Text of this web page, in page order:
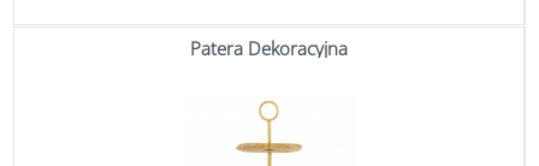
Patera Dekoracyjna